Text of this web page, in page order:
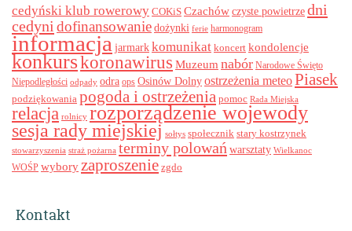
cedyński klub rowerowy COKiS Czachówczyste powietrzedni
cedyni dofinansowanie dożynki ferie harmonogram
informacja jarmark komunikat koncert kondolencje
konkurskoronawirus Muzeumnabór Narodowe Święto
Niepodległości odpady odra ops Osinów Dolnyostrzeżenia meteoPiasek
podziękowania pogoda i ostrzeżenia pomoc Rada Miejska
relacja rolnicy rozporządzenie wojewody
sesja rady miejskiej sołtys społecznik stary kostrzynek
stowarzyszenia straż pożarna terminy polowań warsztaty Wielkanoc
WOŚP wyboryzaproszenie zgdo
Kontakt